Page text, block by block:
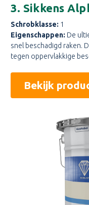
3. Sikkens
Schrobklasse: 1
Eigenschappen: De
snel beschadigd raken.
tegen oppervlakkige
Bekijk